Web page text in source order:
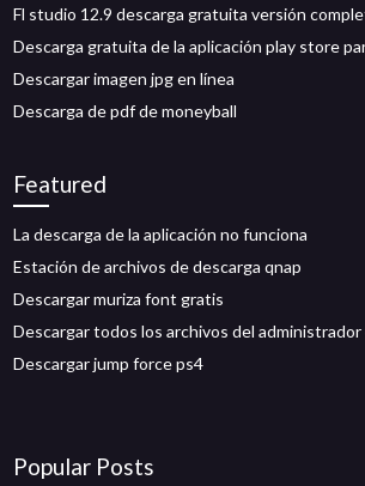
Fl studio 12.9 descarga gratuita versión
Descarga gratuita de la aplicación play store
Descargar imagen jpg en línea
Descarga de pdf de moneyball
Featured
La descarga de la aplicación no funciona
Estación de archivos de descarga qnap
Descargar muriza font gratis
Descargar todos los archivos del
Descargar jump force ps4
Popular Posts